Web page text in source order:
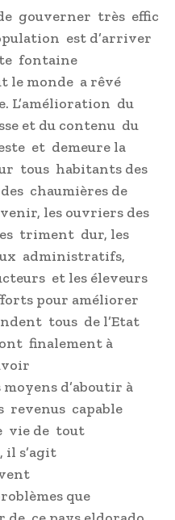
gouverner très effic
est d’arriver
fontaine
le monde a rêvé
L’amélioration du
et du contenu du
et demeure la
tous habitants des
chaumières de
les ouvriers des
triment dur, les
administratifs,
et les éleveurs
pour améliorer
tous de l’Etat
finalement à
d’aboutir à
capable
vie de tout
il s’agit
que